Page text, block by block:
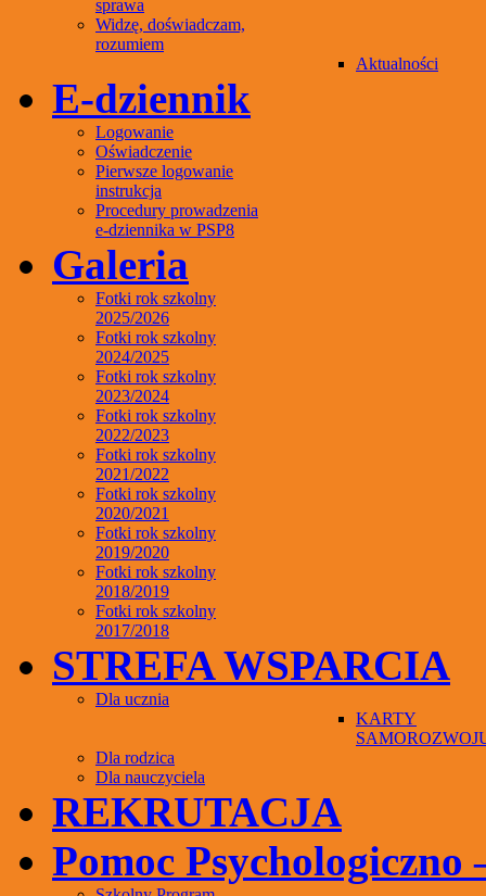
sprawa
Widzę, doświadczam,
rozumiem
Aktualności
E-dziennik
Logowanie
Oświadczenie
Pierwsze logowanie
instrukcja
Procedury prowadzenia
e-dziennika w PSP8
Galeria
Fotki rok szkolny
2025/2026
Fotki rok szkolny
2024/2025
Fotki rok szkolny
2023/2024
Fotki rok szkolny
2022/2023
Fotki rok szkolny
2021/2022
Fotki rok szkolny
2020/2021
Fotki rok szkolny
2019/2020
Fotki rok szkolny
2018/2019
Fotki rok szkolny
2017/2018
STREFA WSPARCIA
Dla ucznia
KARTY
Dla rodzica
Dla nauczyciela
REKRUTACJA
Pomoc Psychologiczno